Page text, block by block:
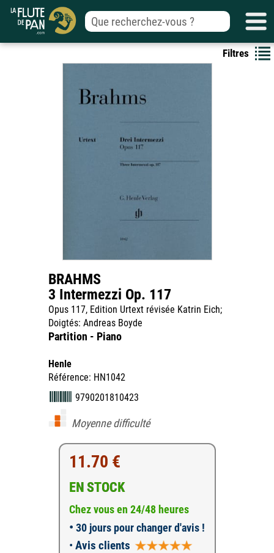
Filtres
BRAHMS
3 Intermezzi Op. 117
Opus 117, Edition Urtext révisée Katrin Eich;
Doigtés: Andreas Boyde
Partition - Piano
Henle
Référence: HN1042
9790201810423
Moyenne difficulté
11.70 €
EN STOCK
Chez vous en 24/48 heures
• 30 jours pour changer d'avis !
• Avis clients